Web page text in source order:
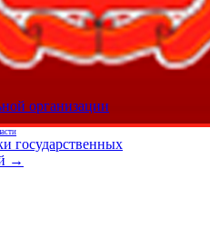
организации
государственных
→